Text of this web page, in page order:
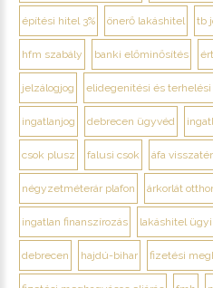
építési hitel 3% önerő lakáshitel tb
hfm szabály banki előminősítés
jelzálogjog elidegenítési és terhelési
ingatlanjog debrecen ügyvéd
csok plusz falusi csok áfa
négyzetméterár plafon árkorlát
ingatlan finanszírozás lakáshitel
debrecen hajdú-bihar fizetési